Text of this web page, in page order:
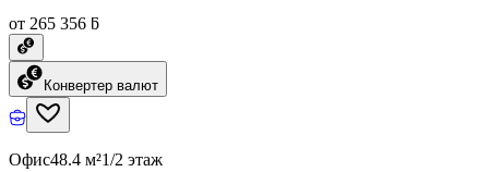
от 265 356 ƃ
Конвертер валют
Офис48.4 м²1/2 этаж